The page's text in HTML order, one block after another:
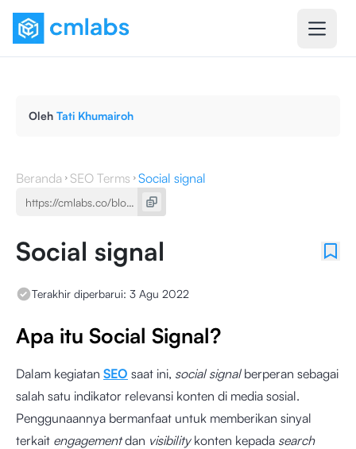
Oleh Tati Khumairoh
Beranda SEO Terms Social signal
Social signal
Terakhir diperbarui: 3 Agu 2022
Apa itu Social Signal?
Dalam kegiatan SEO saat ini, social signalberperan sebagai
salah satu indikator relevansi konten di media sosial.
Penggunaannya bermanfaat untuk memberikan sinyal
terkait engagementdan visibilitykonten kepada search